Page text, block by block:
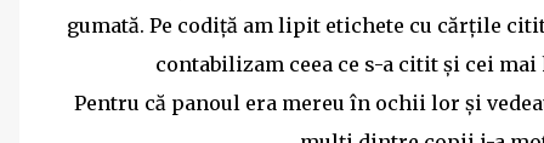
gumată. Pe codiță am lipit etichete cu cărțile
contabilizam ceea ce s-a citit și cei
Pentru că panoul era mereu în ochii lor și